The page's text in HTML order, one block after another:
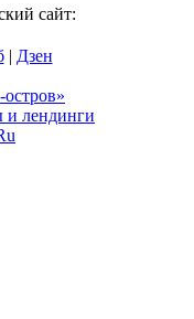
сайт:
| Дзен
остров»